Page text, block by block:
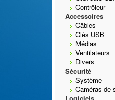
Contrôleur
Accessoires
Câbles
Clés USB
Médias
Ventilateurs
Divers
Sécurité
Système
Caméras de